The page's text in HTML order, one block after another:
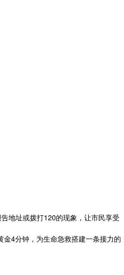
地址或拨打120的现象，让市民享受
4分钟，为生命急救搭建一条接力的